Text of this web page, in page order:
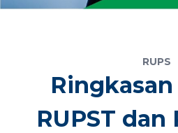
RUPS
RUPST dan